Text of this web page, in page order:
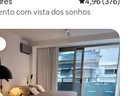
Apartamento com vista dos sonhos